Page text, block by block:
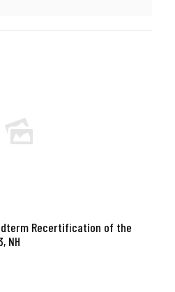
Recertification of the
NH